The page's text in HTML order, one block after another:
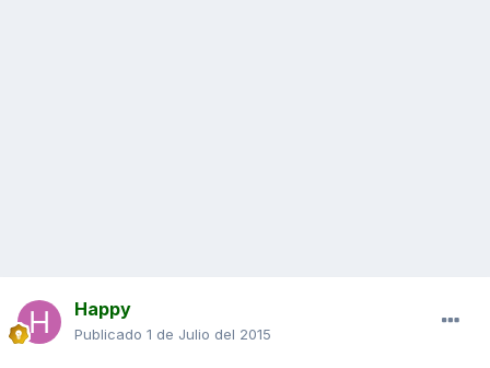
Happy
Publicado 1 de Julio del 2015